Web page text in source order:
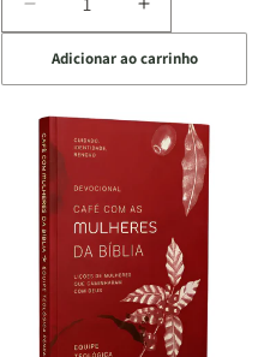
Diminuir
a
quantidade
de
Jogo
Bíblico
de
Cartas
Quem
Sou
Eu
Penkal
Aumentar
a
quantidade
de
Jogo
Bíblico
Cartas
|
Quem
Sou
Eu
-
Penkal
Adicionar ao carrinho